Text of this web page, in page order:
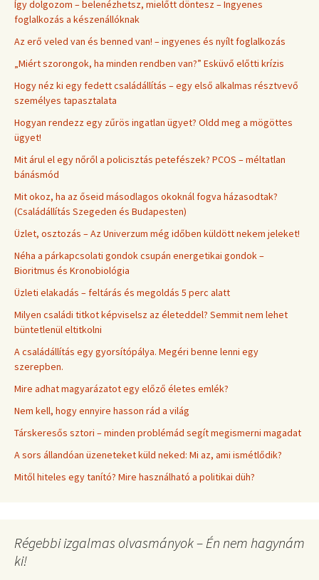
Így dolgozom – belenézhetsz, mielőtt döntesz – Ingyenes
foglalkozás a készenállóknak
Az erő veled van és benned van! – ingyenes és nyílt foglalkozás
„Miért szorongok, ha minden rendben van?” Esküvő előtti krízis
Hogy néz ki egy fedett családállítás – egy első alkalmas résztvevő
személyes tapasztalata
Hogyan rendezz egy zűrös ingatlan ügyet? Oldd meg a mögöttes
ügyet!
Mit árul el egy nőről a policisztás petefészek? PCOS – méltatlan
bánásmód
Mit okoz, ha az őseid másodlagos okoknál fogva házasodtak?
(Családállítás Szegeden és Budapesten)
Üzlet, osztozás – Az Univerzum még időben küldött nekem jeleket!
Néha a párkapcsolati gondok csupán energetikai gondok –
Bioritmus és Kronobiológia
Üzleti elakadás – feltárás és megoldás 5 perc alatt
Milyen családi titkot képviselsz az életeddel? Semmit nem lehet
büntetlenül eltitkolni
A családállítás egy gyorsítópálya. Megéri benne lenni egy
szerepben.
Mire adhat magyarázatot egy előző életes emlék?
Nem kell, hogy ennyire hasson rád a világ
Társkeresős sztori – minden problémád segít megismerni magadat
A sors állandóan üzeneteket küld neked: Mi az, ami ismétlődik?
Mitől hiteles egy tanító? Mire használható a politikai düh?
Régebbi izgalmas olvasmányok – Én nem hagynám
ki!